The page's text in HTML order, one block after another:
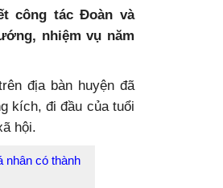
công tác Đoàn và
nhiệm vụ năm
địa bàn huyện đã
kích, đi đầu của tuổi
hội.
nhân có thành